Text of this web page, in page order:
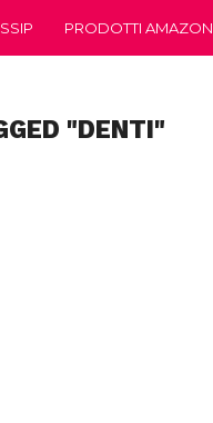
PRODOTTI AMAZON
"DENTI"